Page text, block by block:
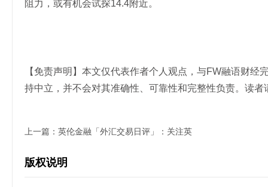
阻力，或有机会试探14.4附近。
【免责声明】本文仅代表作者个人观点，与FW融语财
持中立，并不会对其准确性、可靠性和完整性负责。读
上一篇： 英伦金融「外汇交易日评」：关注英
版权说明